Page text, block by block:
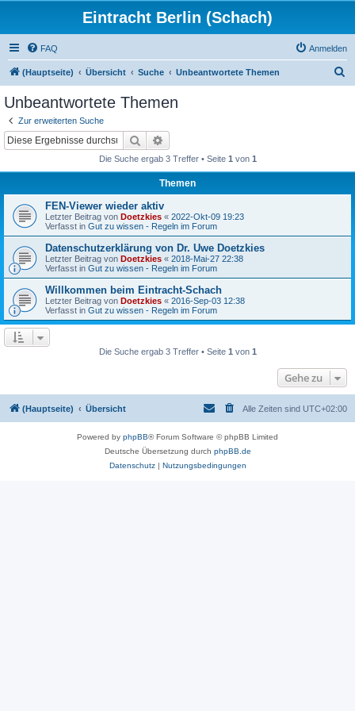
Eintracht Berlin (Schach)
FAQ Anmelden
(Hauptseite) Übersicht Suche Unbeantwortete Themen
Unbeantwortete Themen
Zur erweiterten Suche
Suche
Die Suche ergab 3 Treffer • Seite 1 von 1
Themen
FEN-Viewer wieder aktiv
Letzter Beitrag von Doetzkies « 2022-Okt-09 19:23
Verfasst in Gut zu wissen - Regeln im Forum
Datenschutzerklärung von Dr. Uwe Doetzkies
Letzter Beitrag von Doetzkies « 2018-Mai-27 22:38
Verfasst in Gut zu wissen - Regeln im Forum
Willkommen beim Eintracht-Schach
Letzter Beitrag von Doetzkies « 2016-Sep-03 12:38
Verfasst in Gut zu wissen - Regeln im Forum
Die Suche ergab 3 Treffer • Seite 1 von 1
Gehe zu
(Hauptseite) Übersicht Alle Zeiten sind UTC+02:00
Powered by phpBB® Forum Software © phpBB Limited
Deutsche Übersetzung durch phpBB.de
Datenschutz| Nutzungsbedingungen